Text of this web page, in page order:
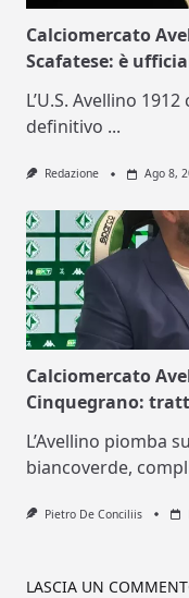
Calciomercato
Scafatese: è
L’U.S. Avellino
definitivo ...
Redazione Ago 8,
Calciomercato
Cinquegrano:
L’Avellino piomba
biancoverde,
Pietro De Conciliis
LASCIA UN